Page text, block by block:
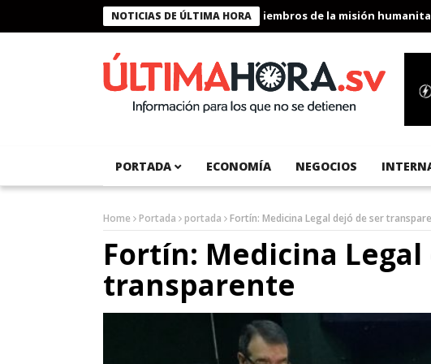
NOTICIAS DE ÚLTIMA HORA
Presidente Bukele condecora a miembros de la misión humanitaria
PORTADA ECONOMÍA NEGOCIOS
Home Portada portada Fortín: Medicina Legal dejó de ser
Fortín: Medicina
transparente